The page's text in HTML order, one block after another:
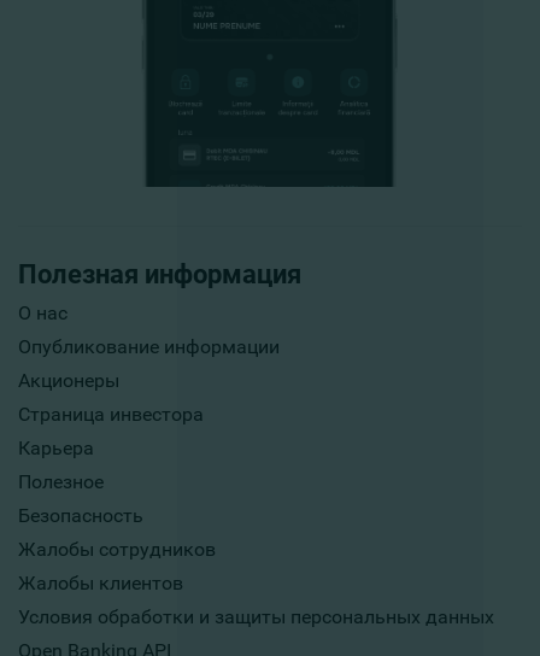
Полезная информация
О нас
Опубликование информации
Акционеры
Страница инвестора
Карьера
Полезное
Безопасность
Жалобы сотрудников
Жалобы клиентов
Условия обработки и защиты персональных данных
Open Banking API